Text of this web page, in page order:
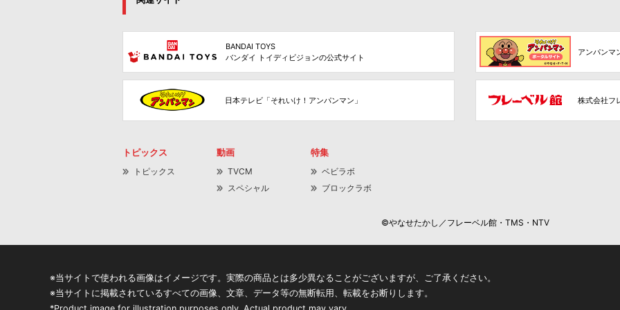
BANDAI TOYS
バンダイ トイディビジョンの公式サイト
アンパンマ
日本テレビ「それいけ！アンパンマン」 株式会社フ
トピックス
トピックス
動画
TVCM
スペシャル
特集
ベビラボ
ブロックラボ
©やなせたかし／フレーベル館・TMS・NTV
※当サイトで使われる画像はイメージです。実際の商品とは多少異なることがございますが、ご了承ください。
※当サイトに掲載されているすべての画像、文章、データ等の無断転用、転載をお断りします。